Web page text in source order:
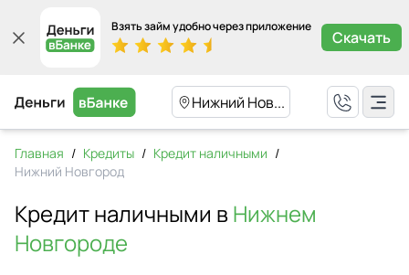
Взять займ удобно через приложение
Скачать
Нижний Нов...
Главная / Кредиты / Кредит наличными /
Нижний Новгород
Кредит наличными вНижнем
Новгороде